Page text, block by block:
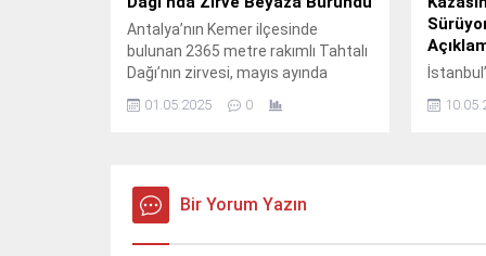
Antalya’nın Kemer ilçesinde
bulunan 2365 metre rakımlı Tahtalı
Dağı’nın zirvesi, mayıs ayında
beyaza büründü. Bu durum,
saatlerinde başlayan kar yağışı,
Tahtalı Dağı’nın zirvesini kısa
sürede beyaz bir örtüyle kapladı.
01.05.2025 0
sosyal
Bir Yorum Yazın